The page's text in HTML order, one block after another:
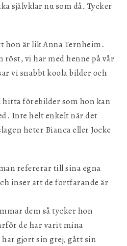
självklar nu som då. Tycker
hon är lik Anna Ternheim.
röst, vi har med henne på vår
vi snabbt koola bilder och
hitta förebilder som hon kan
Inte helt enkelt när det
heter Bianca eller Jocke
refererar till sina egna
inser att de fortfarande är
dem så tycker hon
de har varit mina
gjort sin grej, gått sin